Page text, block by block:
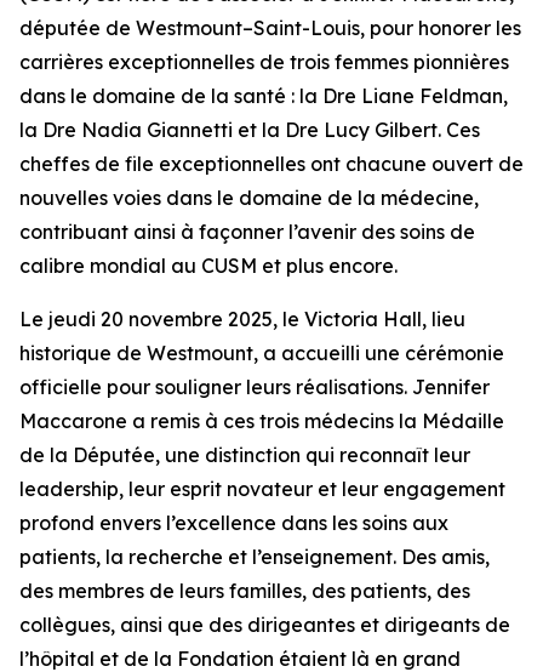
députée de Westmount–Saint-Louis, pour honorer les
carrières exceptionnelles de trois femmes pionnières
dans le domaine de la santé : la Dre Liane Feldman,
la Dre Nadia Giannetti et la Dre Lucy Gilbert. Ces
cheffes de file exceptionnelles ont chacune ouvert de
nouvelles voies dans le domaine de la médecine,
contribuant ainsi à façonner l’avenir des soins de
calibre mondial au CUSM et plus encore.
Le jeudi 20 novembre 2025, le Victoria Hall, lieu
historique de Westmount, a accueilli une cérémonie
officielle pour souligner leurs réalisations. Jennifer
Maccarone a remis à ces trois médecins la Médaille
de la Députée, une distinction qui reconnaît leur
leadership, leur esprit novateur et leur engagement
profond envers l’excellence dans les soins aux
patients, la recherche et l’enseignement. Des amis,
des membres de leurs familles, des patients, des
collègues, ainsi que des dirigeantes et dirigeants de
l’hôpital et de la Fondation étaient là en grand